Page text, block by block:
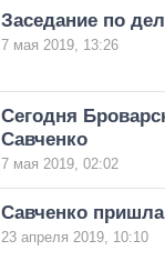
Заседание по
7 мая 2019, 13:26
Сегодня
Савченко
7 мая 2019, 02:02
Савченко
23 апреля 2019, 10:10